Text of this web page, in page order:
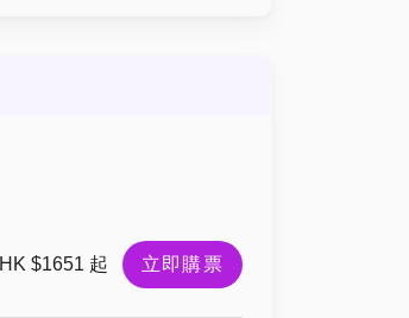
HK $1651 起 立即購票